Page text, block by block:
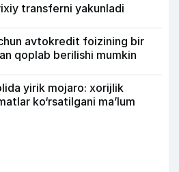
transferni yakunladi
avtokredit foizining bir
qoplab berilishi mumkin
yirik mojaro: xorijlik
ko‘rsatilgani ma’lum